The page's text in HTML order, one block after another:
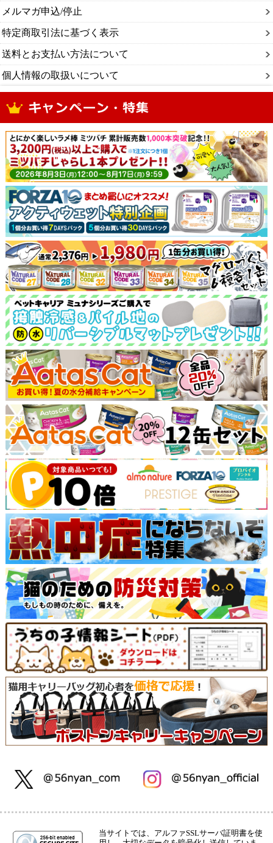
メルマガ申込/停止
特定商取引法に基づく表示
送料とお支払い方法について
個人情報の取扱いについて
当サイトでは、アルファSSLサーバ証明書を使